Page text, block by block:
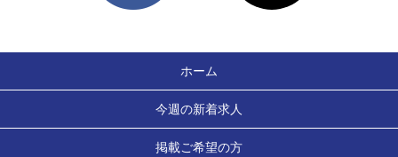
ホーム
今週の新着求人
掲載ご希望の方